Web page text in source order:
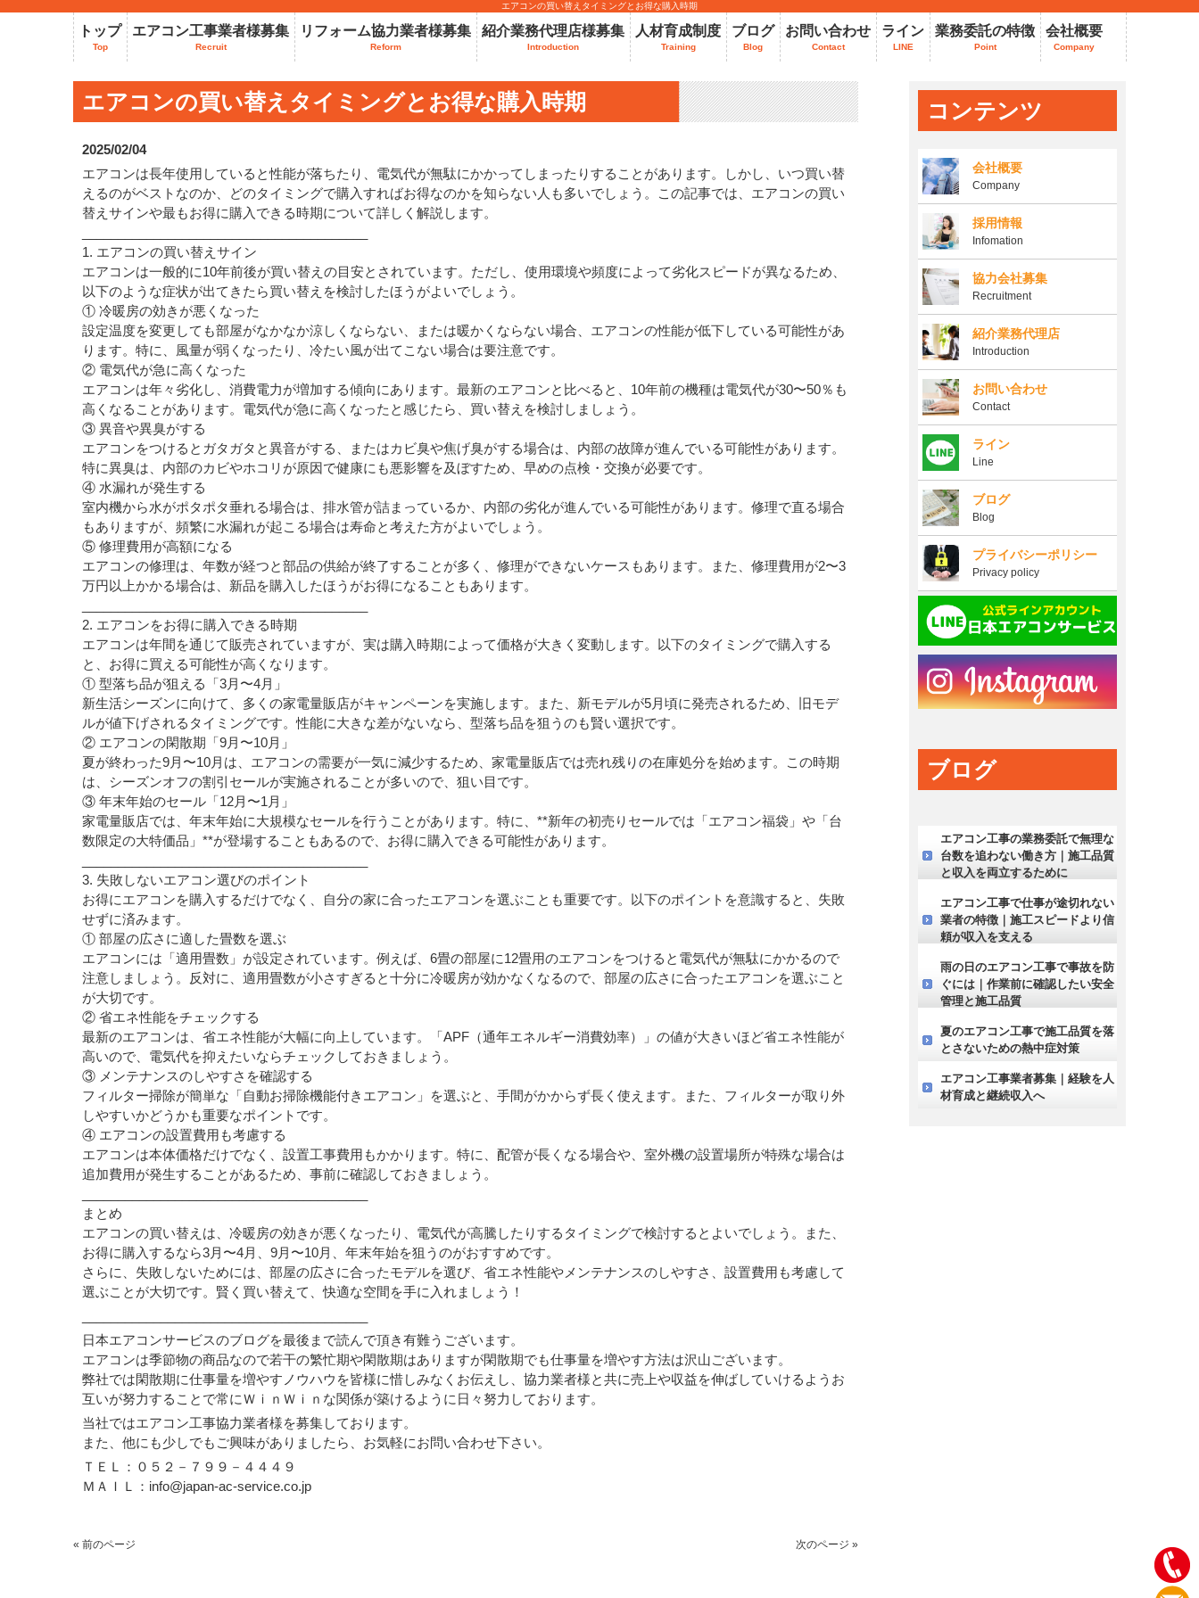
エアコンの買い替えタイミングとお得な購入時期
トップ
Top
エアコン工事業者様募集
Recruit
リフォーム協力業者様募集
Reform
紹介業務代理店様募集
Introduction
人材育成制度
Training
ブログ
Blog
お問い合わせ
Contact
ライン
LINE
業務委託の特徴
Point
会社概要
Company
エアコンの買い替えタイミングとお得な購入時期
2025/02/04
エアコンは長年使用していると性能が落ちたり、電気代が無駄にかかってしまったりすることがあります。しかし、いつ買い替
えるのがベストなのか、どのタイミングで購入すればお得なのかを知らない人も多いでしょう。この記事では、エアコンの買い
替えサインや最もお得に購入できる時期について詳しく解説します。
1. エアコンの買い替えサイン
エアコンは一般的に10年前後が買い替えの目安とされています。ただし、使用環境や頻度によって劣化スピードが異なるため、
以下のような症状が出てきたら買い替えを検討したほうがよいでしょう。
① 冷暖房の効きが悪くなった
設定温度を変更しても部屋がなかなか涼しくならない、または暖かくならない場合、エアコンの性能が低下している可能性があ
ります。特に、風量が弱くなったり、冷たい風が出てこない場合は要注意です。
② 電気代が急に高くなった
エアコンは年々劣化し、消費電力が増加する傾向にあります。最新のエアコンと比べると、10年前の機種は電気代が30〜50％も
高くなることがあります。電気代が急に高くなったと感じたら、買い替えを検討しましょう。
③ 異音や異臭がする
エアコンをつけるとガタガタと異音がする、またはカビ臭や焦げ臭がする場合は、内部の故障が進んでいる可能性があります。
特に異臭は、内部のカビやホコリが原因で健康にも悪影響を及ぼすため、早めの点検・交換が必要です。
④ 水漏れが発生する
室内機から水がポタポタ垂れる場合は、排水管が詰まっているか、内部の劣化が進んでいる可能性があります。修理で直る場合
もありますが、頻繁に水漏れが起こる場合は寿命と考えた方がよいでしょう。
⑤ 修理費用が高額になる
エアコンの修理は、年数が経つと部品の供給が終了することが多く、修理ができないケースもあります。また、修理費用が2〜3
万円以上かかる場合は、新品を購入したほうがお得になることもあります。
2. エアコンをお得に購入できる時期
エアコンは年間を通じて販売されていますが、実は購入時期によって価格が大きく変動します。以下のタイミングで購入する
と、お得に買える可能性が高くなります。
① 型落ち品が狙える「3月〜4月」
新生活シーズンに向けて、多くの家電量販店がキャンペーンを実施します。また、新モデルが5月頃に発売されるため、旧モデ
ルが値下げされるタイミングです。性能に大きな差がないなら、型落ち品を狙うのも賢い選択です。
② エアコンの閑散期「9月〜10月」
夏が終わった9月〜10月は、エアコンの需要が一気に減少するため、家電量販店では売れ残りの在庫処分を始めます。この時期
は、シーズンオフの割引セールが実施されることが多いので、狙い目です。
③ 年末年始のセール「12月〜1月」
家電量販店では、年末年始に大規模なセールを行うことがあります。特に、**新年の初売りセールでは「エアコン福袋」や「台
数限定の大特価品」**が登場することもあるので、お得に購入できる可能性があります。
3. 失敗しないエアコン選びのポイント
お得にエアコンを購入するだけでなく、自分の家に合ったエアコンを選ぶことも重要です。以下のポイントを意識すると、失敗
せずに済みます。
① 部屋の広さに適した畳数を選ぶ
エアコンには「適用畳数」が設定されています。例えば、6畳の部屋に12畳用のエアコンをつけると電気代が無駄にかかるので
注意しましょう。反対に、適用畳数が小さすぎると十分に冷暖房が効かなくなるので、部屋の広さに合ったエアコンを選ぶこと
が大切です。
② 省エネ性能をチェックする
最新のエアコンは、省エネ性能が大幅に向上しています。「APF（通年エネルギー消費効率）」の値が大きいほど省エネ性能が
高いので、電気代を抑えたいならチェックしておきましょう。
③ メンテナンスのしやすさを確認する
フィルター掃除が簡単な「自動お掃除機能付きエアコン」を選ぶと、手間がかからず長く使えます。また、フィルターが取り外
しやすいかどうかも重要なポイントです。
④ エアコンの設置費用も考慮する
エアコンは本体価格だけでなく、設置工事費用もかかります。特に、配管が長くなる場合や、室外機の設置場所が特殊な場合は
追加費用が発生することがあるため、事前に確認しておきましょう。
まとめ
エアコンの買い替えは、冷暖房の効きが悪くなったり、電気代が高騰したりするタイミングで検討するとよいでしょう。また、
お得に購入するなら3月〜4月、9月〜10月、年末年始を狙うのがおすすめです。
さらに、失敗しないためには、部屋の広さに合ったモデルを選び、省エネ性能やメンテナンスのしやすさ、設置費用も考慮して
選ぶことが大切です。賢く買い替えて、快適な空間を手に入れましょう！
日本エアコンサービスのブログを最後まで読んで頂き有難うございます。
エアコンは季節物の商品なので若干の繁忙期や閑散期はありますが閑散期でも仕事量を増やす方法は沢山ございます。
弊社では閑散期に仕事量を増やすノウハウを皆様に惜しみなくお伝えし、協力業者様と共に売上や収益を伸ばしていけるようお
互いが努力することで常にＷｉｎＷｉｎな関係が築けるように日々努力しております。
当社ではエアコン工事協力業者様を募集しております。
また、他にも少しでもご興味がありましたら、お気軽にお問い合わせ下さい。
ＴＥＬ：０５２－７９９－４４４９
ＭＡＩＬ：info@japan-ac-service.co.jp
« 前のページ 次のページ »
コンテンツ
会社概要
Company
採用情報
Infomation
協力会社募集
Recruitment
紹介業務代理店
Introduction
お問い合わせ
Contact
ライン
Line
ブログ
Blog
プライバシーポリシー
Privacy policy
ブログ
エアコン工事の業務委託で無理な
台数を追わない働き方｜施工品質
と収入を両立するために
エアコン工事で仕事が途切れない
業者の特徴｜施工スピードより信
頼が収入を支える
雨の日のエアコン工事で事故を防
ぐには｜作業前に確認したい安全
管理と施工品質
夏のエアコン工事で施工品質を落
とさないための熱中症対策
エアコン工事業者募集｜経験を人
材育成と継続収入へ